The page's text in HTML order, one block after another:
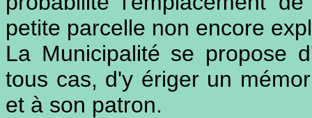
petite parcelle non encore
La Municipalité se propose
tous cas, d'y ériger un
et à son patron.